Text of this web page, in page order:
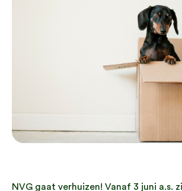
NVG gaat verhuizen! Vanaf 3 juni a.s.